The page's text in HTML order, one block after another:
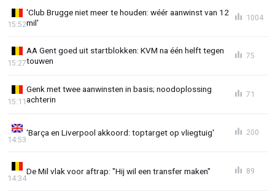
'Club Brugge niet meer te houden: wéér aanwinst van 12
mil'
15:52
1004
AA Gent goed uit startblokken: KVM na één helft tegen
touwen
15:27
75
Genk met twee aanwinsten in basis; noodoplossing
achterin
15:11
71
'Barça en Liverpool akkoord: toptarget op vliegtuig'
14:53
200
De Mil vlak voor aftrap: "Hij wil een transfer maken"
14:34
89